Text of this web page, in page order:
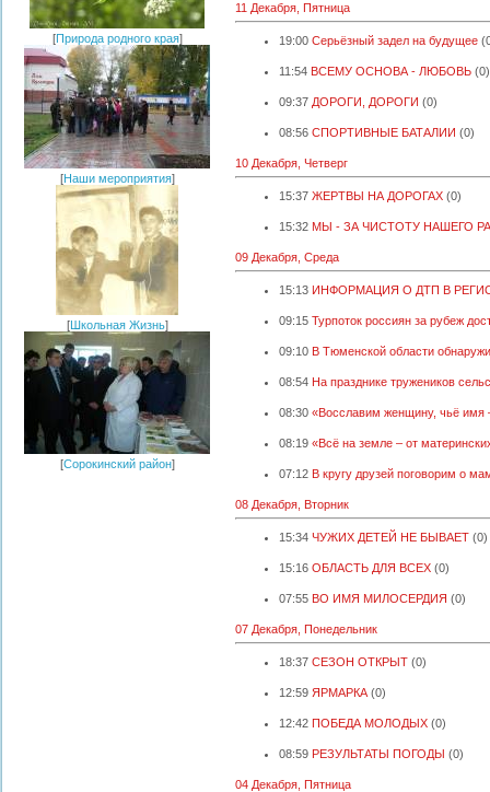
[Природа родного края]
[Наши мероприятия]
[Школьная Жизнь]
[Сорокинский район]
11 Декабря, Пятница
19:00 Серьёзный задел на будущее
11:54 ВСЕМУ ОСНОВА - ЛЮБОВЬ (0)
09:37 ДОРОГИ, ДОРОГИ (0)
08:56 СПОРТИВНЫЕ БАТАЛИИ (0)
10 Декабря, Четверг
15:37 ЖЕРТВЫ НА ДОРОГАХ (0)
15:32 МЫ - ЗА ЧИСТОТУ НАШЕГО
09 Декабря, Среда
15:13 ИНФОРМАЦИЯ О ДТП В
09:15 Турпоток россиян за рубеж
09:10 В Тюменской области
08:54 На празднике тружеников
08:30 «Восславим женщину, чьё имя
08:19 «Всё на земле – от
07:12 В кругу друзей поговорим о
08 Декабря, Вторник
15:34 ЧУЖИХ ДЕТЕЙ НЕ БЫВАЕТ (0)
15:16 ОБЛАСТЬ ДЛЯ ВСЕХ (0)
07:55 ВО ИМЯ МИЛОСЕРДИЯ (0)
07 Декабря, Понедельник
18:37 СЕЗОН ОТКРЫТ (0)
12:59 ЯРМАРКА (0)
12:42 ПОБЕДА МОЛОДЫХ (0)
08:59 РЕЗУЛЬТАТЫ ПОГОДЫ (0)
04 Декабря, Пятница